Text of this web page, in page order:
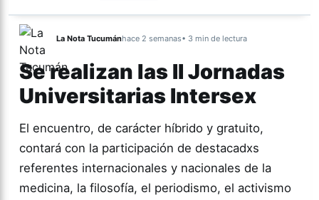
La Nota Tucumánhace 2 semanas• 3 min de lectura
Se realizan las II Jornadas
Universitarias Intersex
El encuentro, de carácter híbrido y gratuito,
contará con la participación de destacadxs
referentes internacionales y nacionales de la
medicina, la filosofía, el periodismo, el activismo